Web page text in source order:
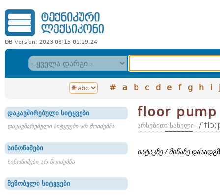
DB version: 2023-08-15 01:19:24
# a b c d e f g h i j
დაკავშირებული სიტყვები
დაკავშირებული სიტყვები არ მოიძებნა
სინონიმები
სინონიმები არ მოიძებნა
მეზობელი სიტყვები
floor pump
არსებითი სახელი /
იატაკზე / მიწაზე